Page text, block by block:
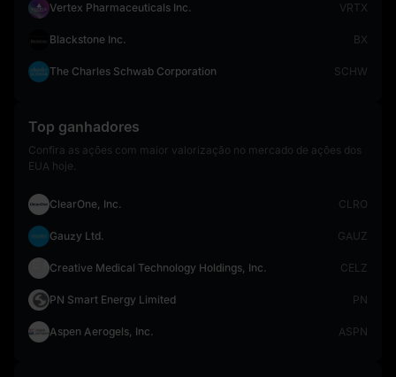
Vertex Pharmaceuticals Inc. VRTX
Blackstone Inc. BX
The Charles Schwab Corporation SCHW
Top ganhadores
Confira as ações com maior valorização no mercado de ações dos
EUA hoje.
ClearOne, Inc. CLRO
Gauzy Ltd. GAUZ
Creative Medical Technology Holdings, Inc. CELZ
PN Smart Energy Limited PN
Aspen Aerogels, Inc. ASPN